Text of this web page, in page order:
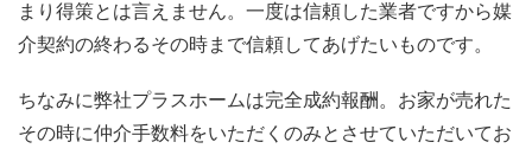
まり得策とは言えません。一度は信頼した業者ですから媒
介契約の終わるその時まで信頼してあげたいものです。
ちなみに弊社プラスホームは完全成約報酬。お家が売れた
その時に仲介手数料をいただくのみとさせていただいてお